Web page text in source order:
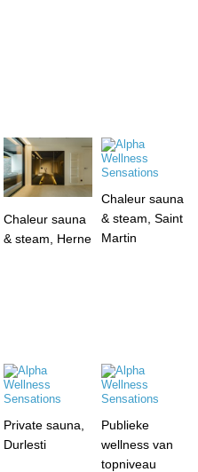
Chaleur sauna
& steam, Herne
Chaleur sauna
& steam, Saint
Martin
Private sauna,
Durlesti
Publieke
wellness van
topniveau